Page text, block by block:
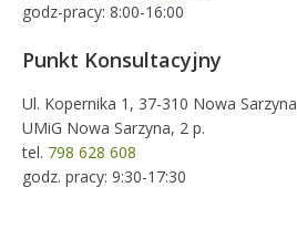
godz-pracy: 8:00-16:00
Punkt Konsultacyjny
Ul. Kopernika 1, 37-310 Nowa Sarzyna
UMiG Nowa Sarzyna, 2 p.
tel. 798 628 608
godz. pracy: 9:30-17:30